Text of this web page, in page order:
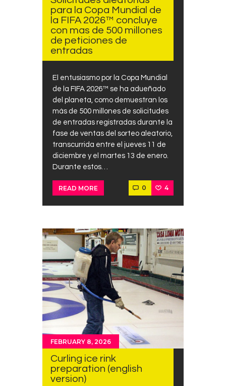
para la Copa Mundial de
la FIFA 2026™ concluye
con mas de 500 millones
de peticiones de
entradas
El entusiasmo por la Copa Mundial
de la FIFA 2026™ se ha adueñado
del planeta, como demuestran los
más de 500 millones de solicitudes
de entradas registradas durante la
fase de ventas del sorteo aleatorio,
transcurrida entre el jueves 11 de
diciembre y el martes 13 de enero.
Durante estos…
READ MORE 0 4
FEBRUARY 8, 2026
Curling ice rink
preparation (english
version)